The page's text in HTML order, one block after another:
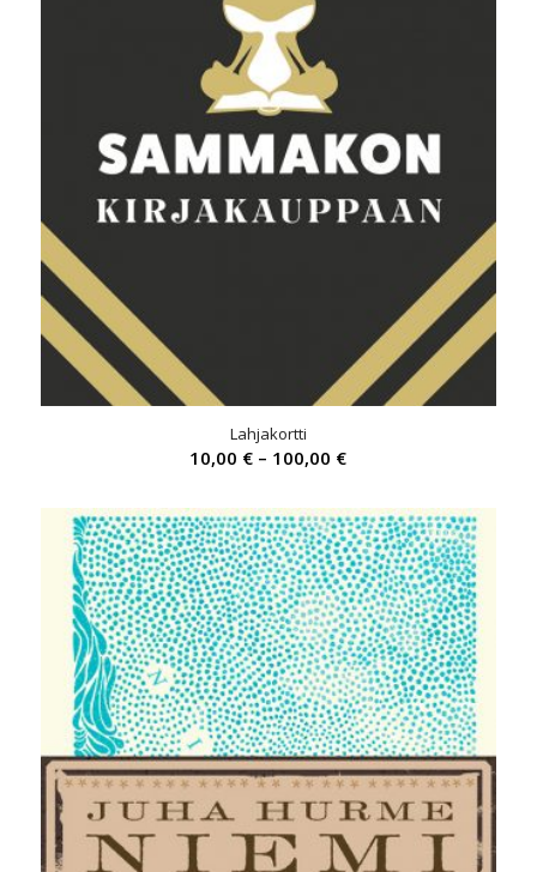
Lahjakortti
10,00 € – 100,00 €Price
10,00 €
through
100,00 €